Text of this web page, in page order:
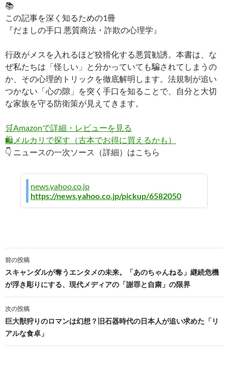
📚
この記事を深く知るための1冊
『だましの手口 悪質商法・詐欺の心理学』
行政がメスを入れるほど狡猾化する悪質勧誘。本書は、な
ぜ私たちは「怪しい」と分かっていても騙されてしまうの
か、その心理的トリックを徹底解明します。法規制が追い
つかない「心の隙」を突く手口を知ることで、自分と大切
な家族を守る防衛策が見えてきます。
🛒Amazonで詳細・レビューを見る
🛍️ メルカリで探す（古本でお得に買えるかも）
👇 ニュースの一次ソース（詳細）はこちら
news.yahoo.co.jp
https://news.yahoo.co.jp/pickup/6582050
投
稿
ナ
ビ
ゲ
ー
前の投稿
スキャンダルが奪うエンタメの未来。「あのちゃんねる」継続危機
が浮き彫りにする、現代メディアの「謝罪と自粛」の限界
次の投稿
巨大獣狩りのロマンは幻想？旧石器時代の日本人が追い求めた「リ
アルな食卓」